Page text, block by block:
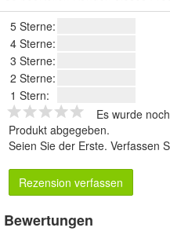
5 Sterne:
4 Sterne:
3 Sterne:
2 Sterne:
1 Stern:
Es wurde
Produkt abgegeben.
Seien Sie der Erste. Verfassen
Rezension verfassen
Bewertungen